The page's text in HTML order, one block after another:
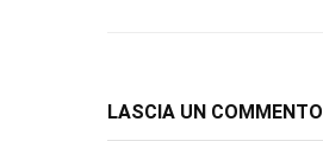
LASCIA UN COMMENTO